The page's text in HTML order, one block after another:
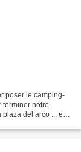
poser le camping-
terminer notre
plaza del arco ... et